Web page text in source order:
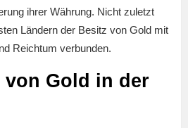
ihrer Währung. Nicht zuletzt
Ländern der Besitz von Gold mit
Reichtum verbunden.
von Gold in der